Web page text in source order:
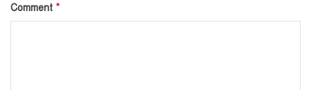
Comment *